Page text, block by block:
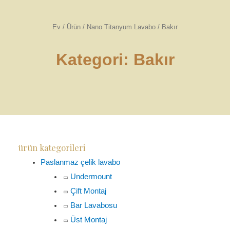
Ev / Ürün / Nano Titanyum Lavabo / Bakır
Kategori: Bakır
ürün kategorileri
Paslanmaz çelik lavabo
Undermount
Çift Montaj
Bar Lavabosu
Üst Montaj